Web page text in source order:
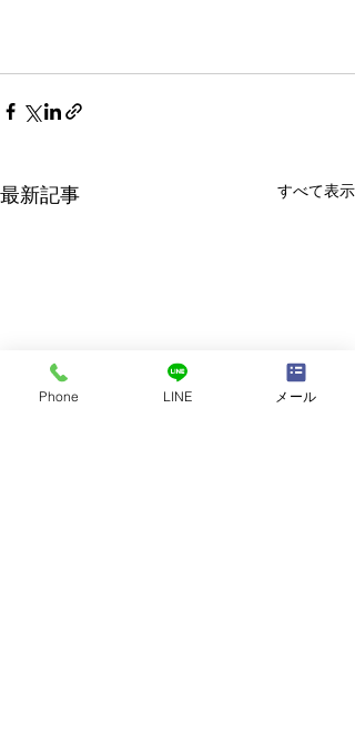
最新記事 すべて表示
Phone LINE メール